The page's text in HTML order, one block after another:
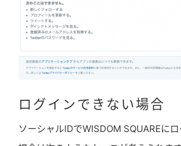
ログインできない場合
ソーシャルIDでWISDOM SQUAREに